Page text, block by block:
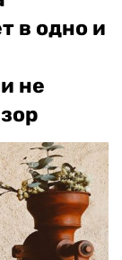
в одно и
не